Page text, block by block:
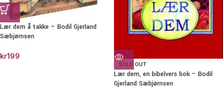
Lær dem å takke – Bodil Gjerland
Sæbjørnsen
kr199
SOLD OUT
Lær dem, en bibelvers bok – Bodil
Gjerland Sæbjørnsen